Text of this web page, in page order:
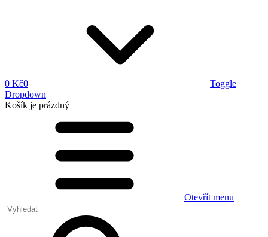
0 Kč0
Toggle
Dropdown
Košík je prázdný
Otevřít menu